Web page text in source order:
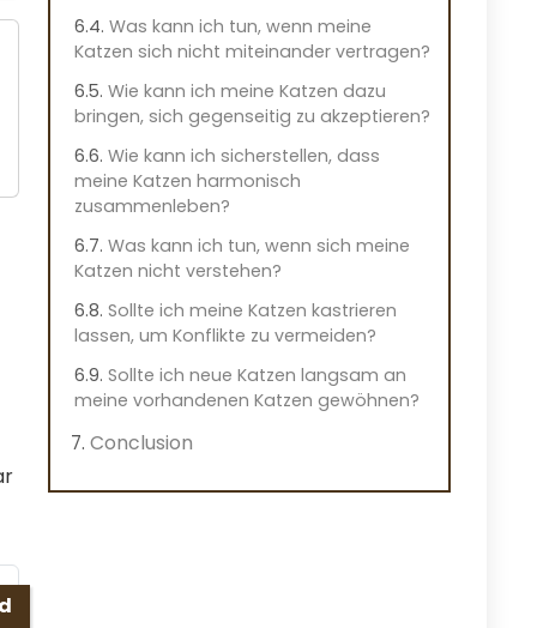
Was kann ich tun, wenn meine
Katzen sich nicht miteinander vertragen?
Wie kann ich meine Katzen dazu
bringen, sich gegenseitig zu akzeptieren?
Wie kann ich sicherstellen, dass
meine Katzen harmonisch
zusammenleben?
Was kann ich tun, wenn sich meine
Katzen nicht verstehen?
Sollte ich meine Katzen kastrieren
lassen, um Konflikte zu vermeiden?
Sollte ich neue Katzen langsam an
meine vorhandenen Katzen gewöhnen?
Conclusion